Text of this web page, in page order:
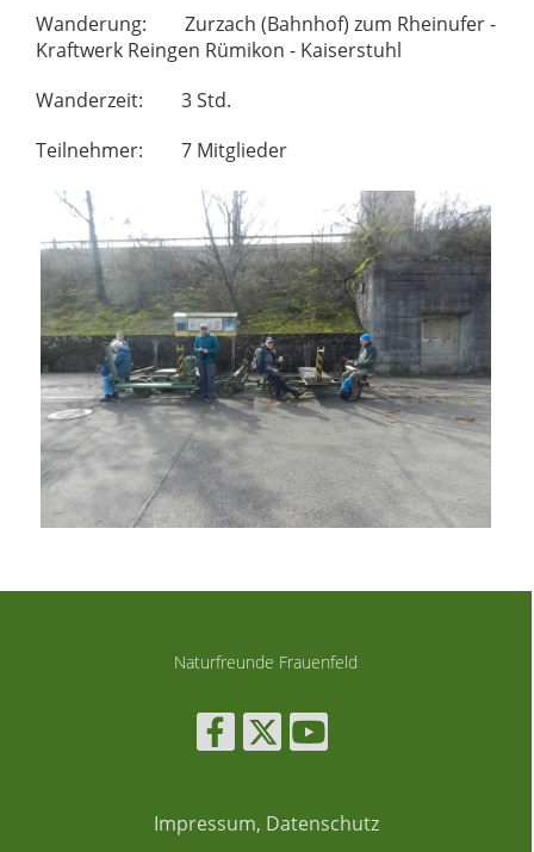
Wanderung: Zurzach (Bahnhof) zum Rheinufer -
Kraftwerk Reingen Rümikon - Kaiserstuhl
Wanderzeit: 3 Std.
Teilnehmer: 7 Mitglieder
Naturfreunde Frauenfeld
Impressum, Datenschutz